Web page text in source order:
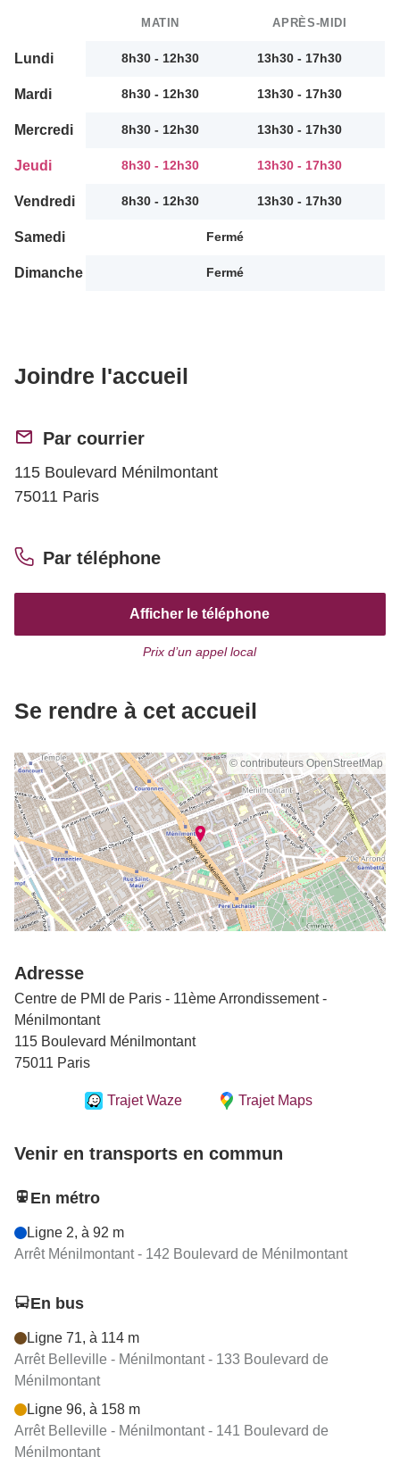
MATIN APRÈS-MIDI
Lundi 8h30 - 12h30 13h30 - 17h30
Mardi 8h30 - 12h30 13h30 - 17h30
Mercredi 8h30 - 12h30 13h30 - 17h30
Jeudi 8h30 - 12h30 13h30 - 17h30
Vendredi 8h30 - 12h30 13h30 - 17h30
Samedi Fermé
Dimanche Fermé
Joindre l'accueil
Par courrier
115 Boulevard Ménilmontant
75011 Paris
Par téléphone
Afficher le téléphone
Prix d’un appel local
Se rendre à cet accueil
© contributeurs OpenStreetMap
Adresse
Centre de PMI de Paris - 11ème Arrondissement -
Ménilmontant
115 Boulevard Ménilmontant
75011 Paris
Trajet Waze Trajet Maps
Venir en transports en commun
En métro
Ligne 2, à 92 m
Arrêt Ménilmontant - 142 Boulevard de Ménilmontant
En bus
Ligne 71, à 114 m
Arrêt Belleville - Ménilmontant - 133 Boulevard de
Ménilmontant
Ligne 96, à 158 m
Arrêt Belleville - Ménilmontant - 141 Boulevard de
Ménilmontant